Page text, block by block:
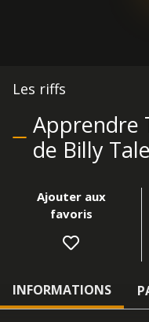
Les riffs
Apprendre
de Billy
Ajouter aux
favoris
INFORMATIONS